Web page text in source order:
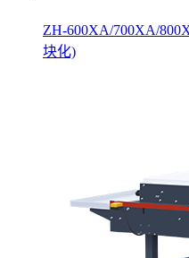
ZH-600XA/700XA/
块化)